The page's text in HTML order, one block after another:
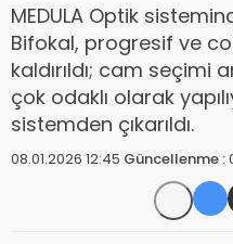
MEDULA Optik
Bifokal, progresif ve
kaldırıldı; cam seçimi
çok odaklı olarak
sistemden çıkarıldı.
08.01.2026 12:45 Güncellenme :